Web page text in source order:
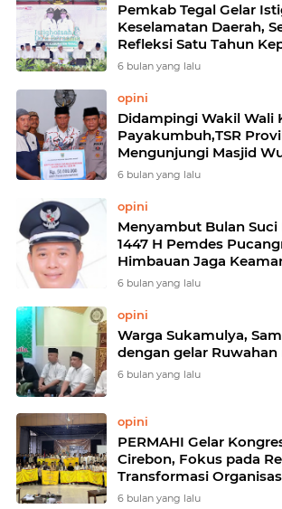
Pemkab Tegal Gelar
Keselamatan Daerah,
Refleksi Satu Tahun
6 bulan yang lalu
opini
Didampingi Wakil Wali
Payakumbuh,TSR
Mengunjungi Masjid
Rantang
6 bulan yang lalu
opini
Menyambut Bulan Suci
1447 H Pemdes Pucangro Berikan
Himbauan Jaga
Ketertiban
6 bulan yang lalu
opini
Warga Sukamulya,
dengan gelar Ruwahan
6 bulan yang lalu
opini
PERMAHI Gelar
Cirebon, Fokus pada
Transformasi
6 bulan yang lalu